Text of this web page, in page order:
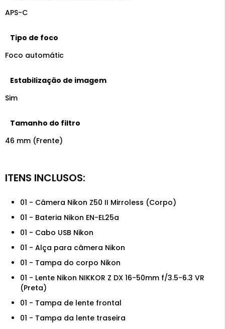
APS-C
Tipo de foco
Foco automátic
Estabilização de imagem
Sim
Tamanho do filtro
46 mm (Frente)
01 - Câmera Nikon Z50 II Mirroless (Corpo)
01 - Bateria Nikon EN-EL25a
01 - Cabo USB Nikon
01 - Alça para câmera Nikon
01 - Tampa do corpo Nikon
01 - Lente Nikon NIKKOR Z DX 16-50mm f/3.5-6.3 VR
(Preta)
01 - Tampa de lente frontal
01 - Tampa da lente traseira